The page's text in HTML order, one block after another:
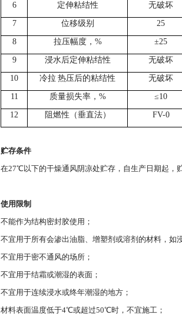
6 定伸粘结性 无破坏
7 位移级别 25
8 拉压幅度， % ±25
9 浸水后定伸粘结性 无破坏
10 冷拉 热压后的粘结性 无破坏
11 质量损失率， % ≤10
12 阻燃性（垂直法） FV-0
贮存条件
在27℃以下的干燥通风阴凉处贮存，自生产日期起，
使用限制
不能作为结构密封胶使用；
不宜用于所有会渗出油脂、增塑剂或溶剂的材料，如
不宜用于密不通风的场所；
不宜用于结霜或潮湿的表面；
不宜用于连续浸水或终年潮湿的地方；
材料表面温度低于4℃或超过50℃时，不宜施工；